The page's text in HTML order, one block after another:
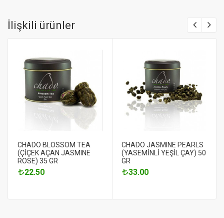
İlişkili ürünler
CHADO BLOSSOM TEA
(ÇİÇEK AÇAN JASMINE
ROSE) 35 GR
22.50
CHADO JASMINE PEARLS
(YASEMİNLİ YEŞİL ÇAY) 50
GR
33.00